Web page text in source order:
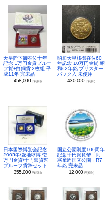
天皇陛下御在位十年
記念 1万円金貨プルー
フ貨+白銅貨 2枚組 平
成11年 完未品
458,000 円(税別)
昭和天皇様御在位60
年記念 10万円金貨 昭
和62年銘 ブリスター
パック入 未使用
430,000 円(税別)
日本国際博覧会記念
2005年/愛地球博 壱
万円金貨/千円銀貨幣
プルーフ貨幣セット
355,000 円(税別)
国立公園制度100周年
記念千円銀貨幣「阿
寒摩周国立公園」R7
年銘 完未品
12,000 円(税別)